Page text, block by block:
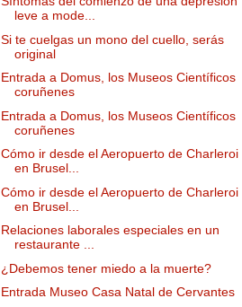
leve a mode...
Si te cuelgas un mono del cuello, serás
original
Entrada a Domus, los Museos Científicos
coruñenes
Entrada a Domus, los Museos Científicos
coruñenes
Cómo ir desde el Aeropuerto de Charleroi
en Brusel...
Cómo ir desde el Aeropuerto de Charleroi
en Brusel...
Relaciones laborales especiales en un
restaurante ...
¿Debemos tener miedo a la muerte?
Entrada Museo Casa Natal de Cervantes